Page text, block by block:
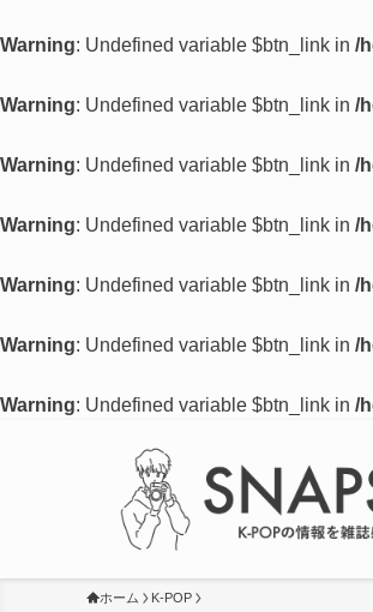
Warning: Undefined variable $btn_link in /
Warning: Undefined variable $btn_link in /
Warning: Undefined variable $btn_link in /
Warning: Undefined variable $btn_link in /
Warning: Undefined variable $btn_link in /
Warning: Undefined variable $btn_link in /
Warning: Undefined variable $btn_link in /
ホーム K-POP